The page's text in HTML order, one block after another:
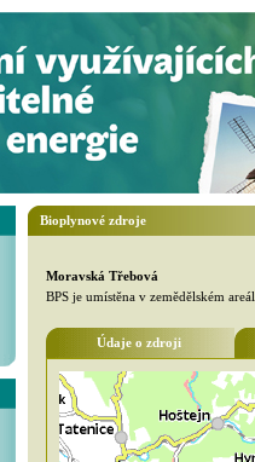
Bioplynové zdroje
Moravská Třebová
BPS je umístěna v zemědělském
Údaje o zdroji